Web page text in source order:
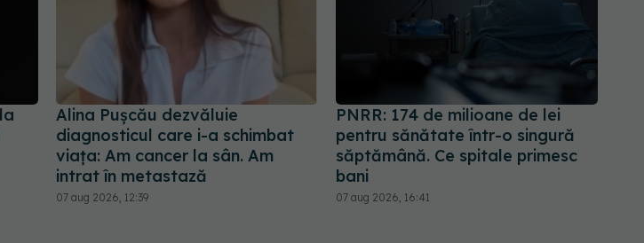
Alina Pușcău dezvăluie
diagnosticul care i-a schimbat
viața: Am cancer la sân. Am
intrat în metastază
07 aug 2026, 12:39
PNRR: 174 de milioane de lei
pentru sănătate într-o singură
săptămână. Ce spitale primesc
bani
07 aug 2026, 16:41